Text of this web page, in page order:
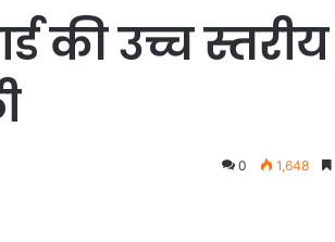
की उच्च स्तरीय
0 1,648